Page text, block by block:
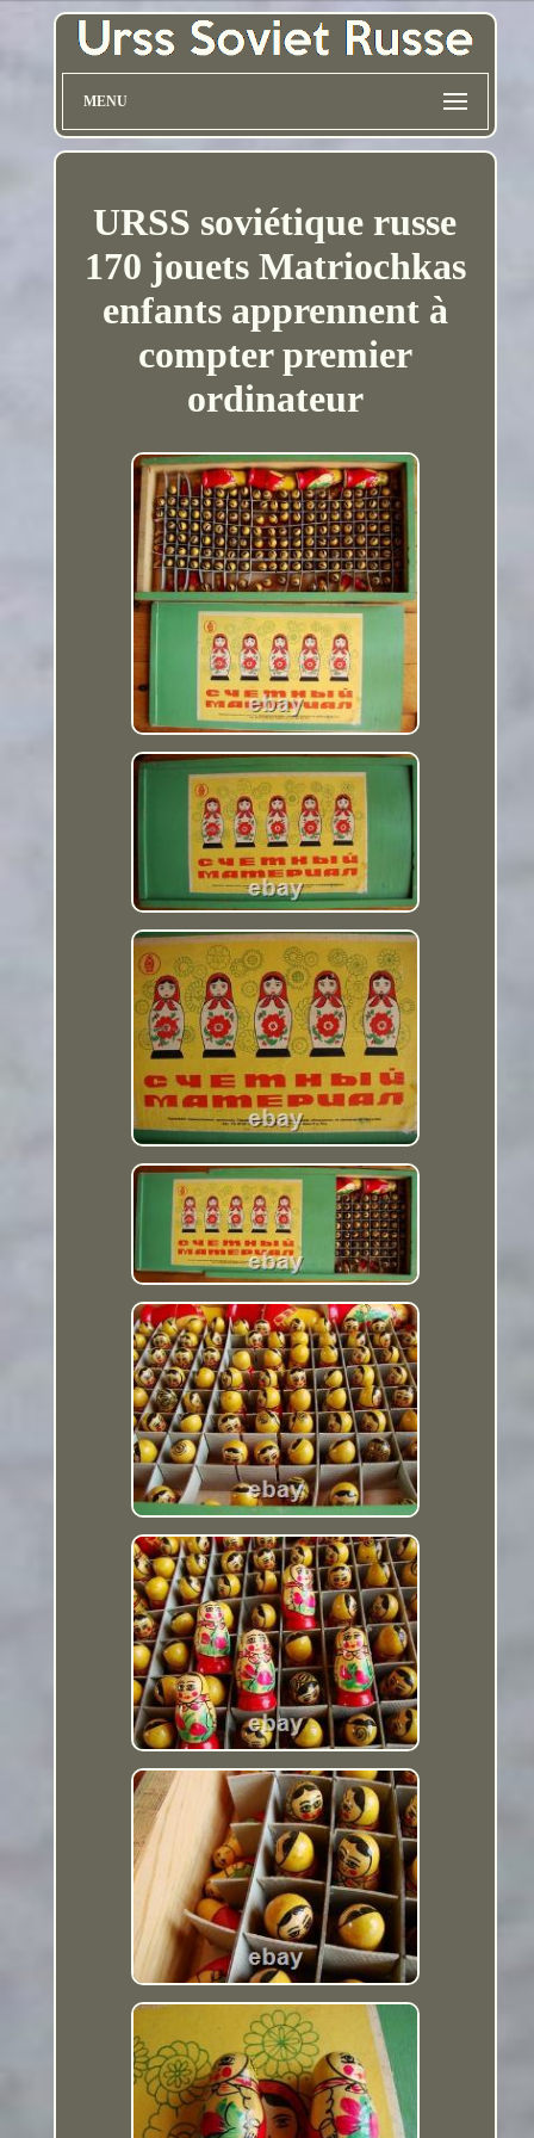
MENU
URSS soviétique russe
170 jouets Matriochkas
enfants apprennent à
compter premier
ordinateur